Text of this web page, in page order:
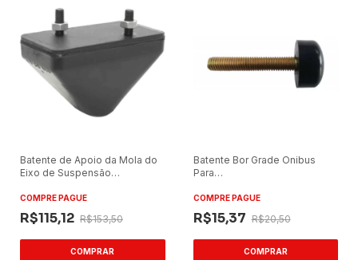
Batente de Apoio da Mola do
Eixo de Suspensão
COMPRE PAGUE
R$115,12 R$153,50
Batente Bor Grade Onibus
Para
Porca)
COMPRE PAGUE
R$15,37 R$20,50